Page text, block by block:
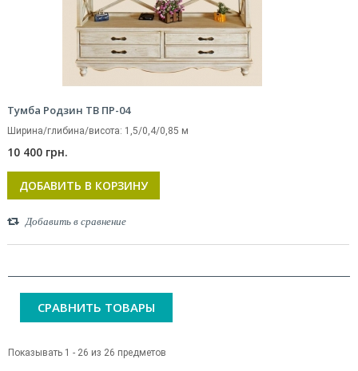
Тумба Родзин ТВ ПР-04
Ширина/глибина/висота: 1,5/0,4/0,85 м
10 400 грн.
ДОБАВИТЬ В КОРЗИНУ
Добавить в сравнение
СРАВНИТЬ ТОВАРЫ
Показывать 1 - 26 из 26 предметов